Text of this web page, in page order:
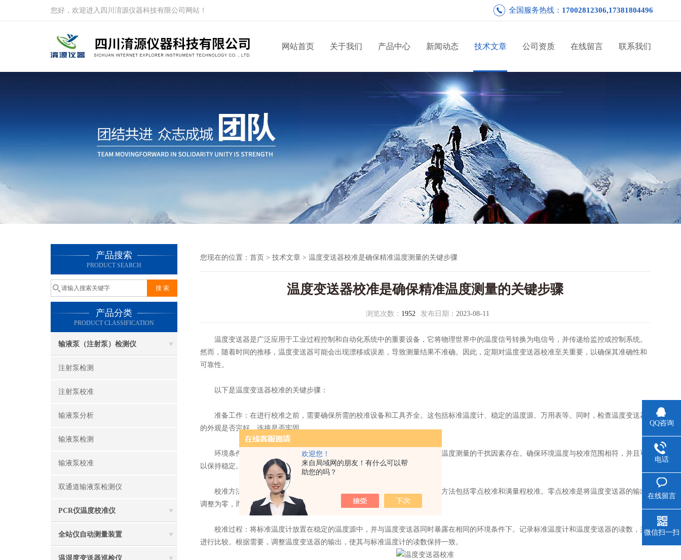
欢迎您！
来自局域网的朋友！有什么可以帮
助您的吗？
您好，欢迎进入四川淯源仪器科技有限公司网站！ 全国服务热线： 17002812306,17381804496
网站首页 关于我们 产品中心 新闻动态 技术文章 公司资质 在线留言 联系我们
产品搜索
PRODUCT SEARCH
产品分类
PRODUCT CLASSIFICATION
输液泵（注射泵）检测仪
注射泵检测
注射泵校准
输液泵分析
输液泵检测
输液泵校准
双通道输液泵检测仪
PCR仪温度校准仪
全站仪自动测量装置
温湿度变送器巡检仪
您现在的位置： 首页 > 技术文章 > 温度变送器校准是确保精准温度测量的关键步骤
温度变送器校准是确保精准温度测量的关键步骤
浏览次数： 1952 发布日期： 2023-08-11
温度变送器是广泛应用于工业过程控制和自动化系统中的重要设备，它将物理世界中的温度信号转换为电信号，并传递给监控或控制系统。
然而，随着时间的推移，温度变送器可能会出现漂移或误差，导致测量结果不准确。因此，定期对温度变送器校准至关重要，以确保其准确性和
可靠性。
以下是温度变送器校准的关键步骤：
准备工作：在进行校准之前，需要确保所需的校准设备和工具齐全。这包括标准温度计、稳定的温度源、万用表等。同时，检查温度变送器
的外观是否完好，连接是否牢固。
环境条件：选择一个稳定的环境来进行校准，避免有风、震动或其他影响温度测量的干扰因素存在。确保环境温度与校准范围相符，并且可
以保持稳定。
校准方法：根据温度变送器的类型和规格，选择适当的校准方法。常见的方法包括零点校准和满量程校准。零点校准是将温度变送器的输出
调整为零，而满量程校准是将其输出调整为标准温度范围内的最大值。
校准过程：将标准温度计放置在稳定的温度源中，并与温度变送器同时暴露在相同的环境条件下。记录标准温度计和温度变送器的读数，并
进行比较。根据需要，调整温度变送器的输出，使其与标准温度计的读数保持一致。
QQ咨询
电话
在线留言
微信扫一扫